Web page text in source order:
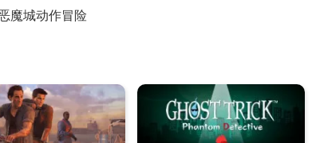
魔城动作冒险